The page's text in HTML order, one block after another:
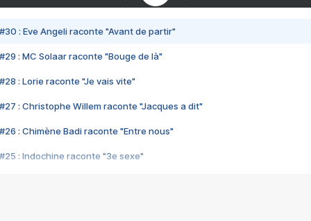
#30 : Eve Angeli raconte "Avant de partir"
#29 : MC Solaar raconte "Bouge de là"
#28 : Lorie raconte "Je vais vite"
#27 : Christophe Willem raconte "Jacques a dit"
#26 : Chimène Badi raconte "Entre nous"
#25 : Indochine raconte "3e sexe"